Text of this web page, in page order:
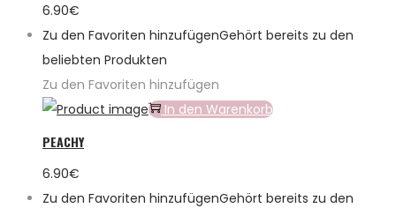
6.90€
Zu den Favoriten hinzufügenGehört bereits zu den
beliebten Produkten
Zu den Favoriten hinzufügen
In den Warenkorb
PEACHY
6.90€
Zu den Favoriten hinzufügenGehört bereits zu den